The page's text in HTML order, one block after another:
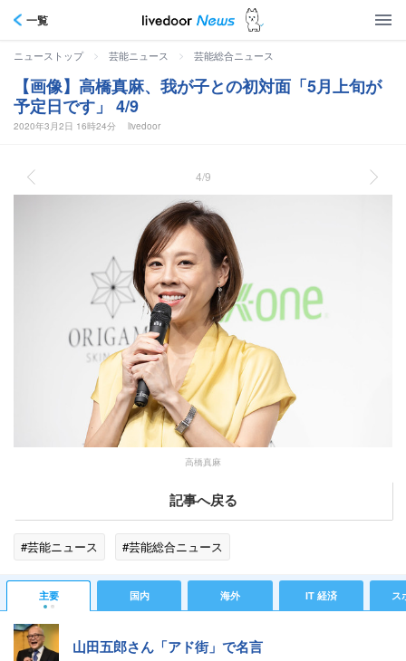
一覧
ニューストップ > 芸能ニュース > 芸能総合ニュース
【画像】高橋真麻、我が子との初対面「5月上旬が
予定日です」 4/9
2020年3月2日 16時24分 livedoor
4/9
高橋真麻
記事へ戻る
#芸能ニュース #芸能総合ニュース
主要 国内 海外 IT 経済 ス
山田五郎さん「アド街」で名言